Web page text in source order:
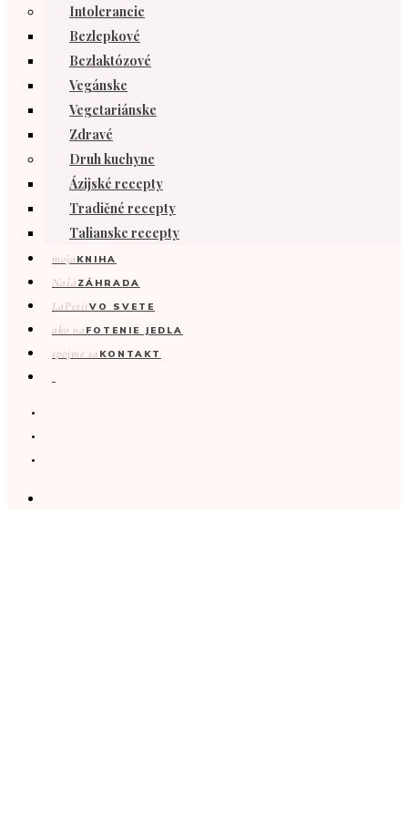
Intolerancie
Bezlepkové
Bezlaktózové
Vegánske
Vegetariánske
Zdravé
Druh kuchyne
Ázijské recepty
Tradičné recepty
Talianske recepty
moja KNIHA
Naša ZÁHRADA
LaPetitVO SVETE
ako na FOTENIE JEDLA
spojme sa KONTAKT